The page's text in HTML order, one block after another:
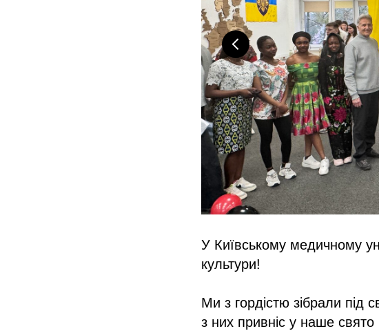
У Київському медичному
культури!
Ми з гордістю зібрали під
з них привніс у наше свято